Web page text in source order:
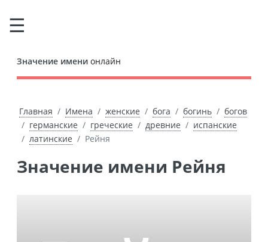
Значение имени онлайн
Главная Имена женские бога богинь
богов
германские
греческие древние
испанские
латинские
Рейня
Значение имени Рейня